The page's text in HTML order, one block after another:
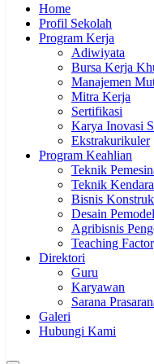
Home
Profil Sekolah
Program Kerja
Adiwiyata
Bursa Kerja
Manajemen
Mitra Kerja
Sertifikasi
Karya Inovasi
Ekstrakurikuler
Program Keahlian
Teknik
Teknik
Bisnis
Desain
Agribisnis
Teaching
Direktori
Guru
Karyawan
Sarana
Galeri
Hubungi Kami